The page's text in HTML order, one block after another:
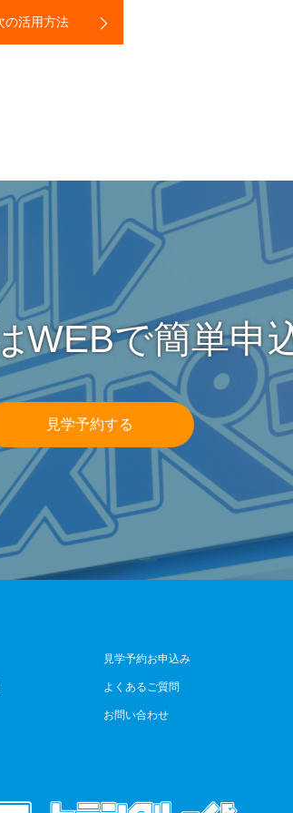
の活用方法
WEBで簡単申
見学予約する
見学予約お申込み
よくあるご質問
お問い合わせ